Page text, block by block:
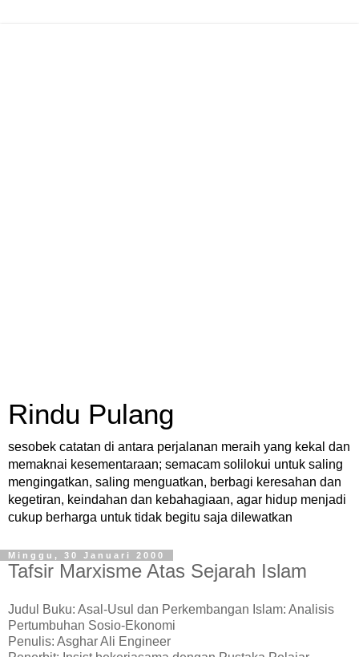
Rindu Pulang
sesobek catatan di antara perjalanan meraih yang kekal dan
memaknai kesementaraan; semacam solilokui untuk saling
mengingatkan, saling menguatkan, berbagi keresahan dan
kegetiran, keindahan dan kebahagiaan, agar hidup menjadi
cukup berharga untuk tidak begitu saja dilewatkan
Minggu, 30 Januari 2000
Tafsir Marxisme Atas Sejarah Islam
Judul Buku: Asal-Usul dan Perkembangan Islam: Analisis
Pertumbuhan Sosio-Ekonomi
Penulis: Asghar Ali Engineer